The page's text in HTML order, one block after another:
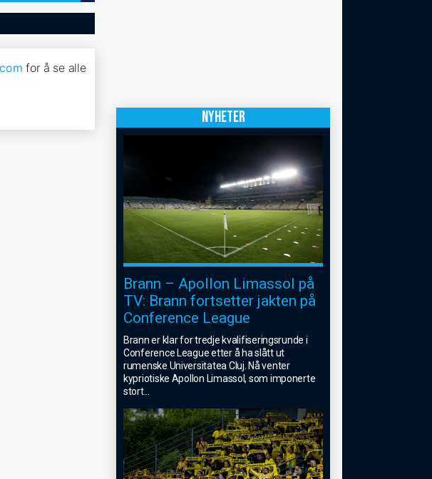
for å se alle
NYHETER
Brann – Apollon Limassol på
TV: Brann fortsetter jakten på
Conference League
Brann er klar for tredje kvalifiseringsrunde i
Conference League etter å ha slått ut
rumenske Universitatea Cluj. Nå venter
kypriotiske Apollon Limassol, som imponerte
stort...